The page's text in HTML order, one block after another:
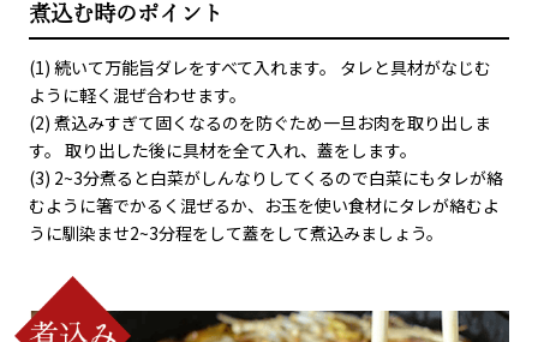
煮込む時のポイント
(1) 続いて万能旨ダレをすべて入れます。 タレと具材がなじむ
ように軽く混ぜ合わせます。
(2) 煮込みすぎて固くなるのを防ぐため一旦お肉を取り出しま
す。 取り出した後に具材を全て入れ、蓋をします。
(3) 2~3分煮ると白菜がしんなりしてくるので白菜にもタレが絡
むように箸でかるく混ぜるか、お玉を使い食材にタレが絡むよ
うに馴染ませ2~3分程をして蓋をして煮込みましょう。